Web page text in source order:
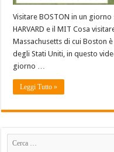
Visitare BOSTON in un
HARVARD e il MIT Cosa
Massachusetts di cui Boston
degli Stati Uniti, in questo
giorno …
Leggi Tutto »